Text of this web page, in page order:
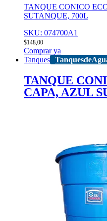
TANQUE CONICO
SUTANQUE, 700L
SKU: 074700A1
$148,00
Comprar ya
Tanques
TANQUE
CAPA, AZUL